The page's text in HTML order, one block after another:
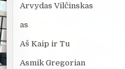
Arvydas Vilčinskas
as
Aš Kaip ir Tu
Asmik Gregorian